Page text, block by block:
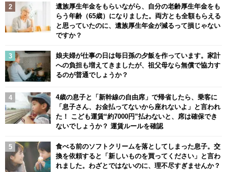
遺族厚生年金をもらいながら、自分の老齢厚生年金をも
らう年齢（65歳）になりました。両方とも全額もらえる
と思っていたのに、遺族厚生年金が減るって損じゃない
ですか？
娘夫婦が仕事の日は毎日孫の夕飯を作っています。家計
への負担も増えてきましたが、祖父母なら無償で協力す
るのが普通でしょうか？
4歳の息子と「新幹線の自由席」で帰省したら、乗客に
「息子さん、お金払ってないから座れないよ」と言われ
た！ こども運賃“約7000円”払わないと、席は確保でき
ないでしょうか？ 運賃ルールを確認
食べる前のソフトクリームを落としてしまった息子。交
換を依頼すると「新しいものを買ってください」と言わ
れました。わざとではないのに、理不尽すぎませんか？